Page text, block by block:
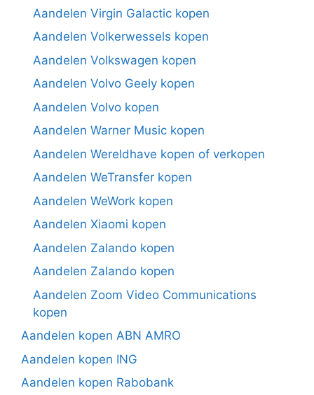
Aandelen Virgin Galactic kopen
Aandelen Volkerwessels kopen
Aandelen Volkswagen kopen
Aandelen Volvo Geely kopen
Aandelen Volvo kopen
Aandelen Warner Music kopen
Aandelen Wereldhave kopen of verkopen
Aandelen WeTransfer kopen
Aandelen WeWork kopen
Aandelen Xiaomi kopen
Aandelen Zalando kopen
Aandelen Zalando kopen
Aandelen Zoom Video Communications
kopen
Aandelen kopen ABN AMRO
Aandelen kopen ING
Aandelen kopen Rabobank